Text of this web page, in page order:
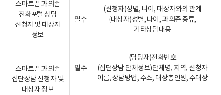
스마트폰 과의존
전화포털 상담
신청자 및 대상자
정보
필수
(신청자)성별, 나이, 대상자와의 관계
(대상자)성별, 나이, 과의존 종류,
기타상담내용
스마트폰 과의존
집단상담 신청자 및
대상자 정보
필수
(담당자)전화번호
(집단상담 단체정보)단체명, 지역, 신청자
이름, 상담방법, 주소, 대상총인원, 주대상